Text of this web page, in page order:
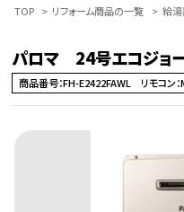
TOP > リフォーム商品の一覧 > 給
パロマ 24号エコジョ
商品番号：FH-E2422FAWL リモコン